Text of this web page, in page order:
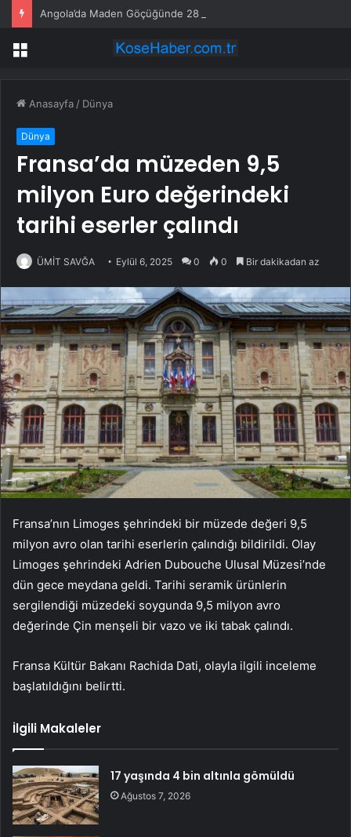
Angola’da Maden Göçüğünde 28 Kişi Hayatını Kaybetti
Menü
Anasayfa / Dünya
Dünya
Fransa’da müzeden 9,5
milyon Euro değerindeki
tarihi eserler çalındı
ÜMİT SAVĞA Eylül 6, 2025 0 0 Bir dakikadan az
Fransa’nın Limoges şehrindeki bir müzede değeri 9,5
milyon avro olan tarihi eserlerin çalındığı bildirildi. Olay
Limoges şehrindeki Adrien Dubouche Ulusal Müzesi’nde
dün gece meydana geldi. Tarihi seramik ürünlerin
sergilendiği müzedeki soygunda 9,5 milyon avro
değerinde Çin menşeli bir vazo ve iki tabak çalındı.
Fransa Kültür Bakanı Rachida Dati, olayla ilgili inceleme
başlatıldığını belirtti.
İlgili Makaleler
17 yaşında 4 bin altınla gömüldü
Ağustos 7, 2026